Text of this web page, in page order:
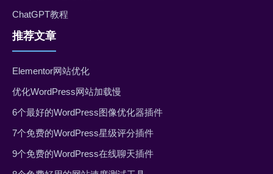
ChatGPT教程
推荐文章
Elementor网站优化
优化WordPress网站加载慢
6个最好的WordPress图像优化器插件
7个免费的WordPress星级评分插件
9个免费的WordPress在线聊天插件